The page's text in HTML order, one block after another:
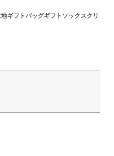
ギフトバッグギフトソックスクリ